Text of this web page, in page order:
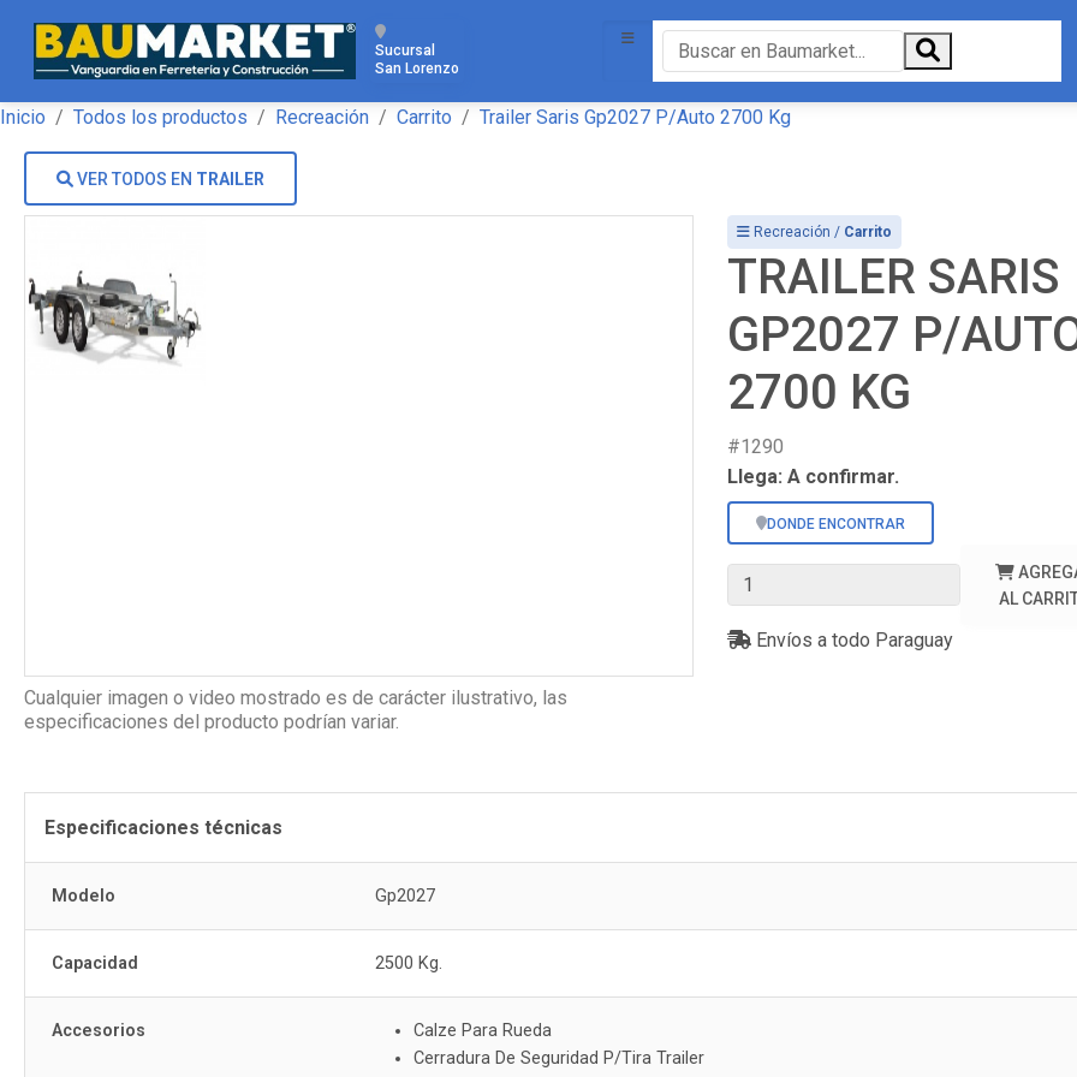
Sucursal
San Lorenzo
Inicio Todos los productos Recreación Carrito Trailer Saris Gp2027 P/Auto 2700 Kg
VER TODOS EN TRAILER
Cualquier imagen o video mostrado es de carácter ilustrativo, las
especificaciones del producto podrían variar.
Recreación / Carrito
TRAILER SARIS
GP2027 P/
2700 KG
#1290
Llega: A confirmar.
DONDE ENCONTRAR
AL
Envíos a todo Paraguay
Especificaciones técnicas
Modelo Gp2027
Capacidad 2500 Kg.
Accesorios
Calze Para Rueda
Cerradura De Seguridad P/Tira Trailer